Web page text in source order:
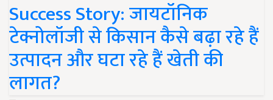
Success Story: जायटॉनिक
टेक्नोलॉजी से किसान कैसे बढ़ा रहे हैं
उत्पादन और घटा रहे हैं खेती की
लागत?